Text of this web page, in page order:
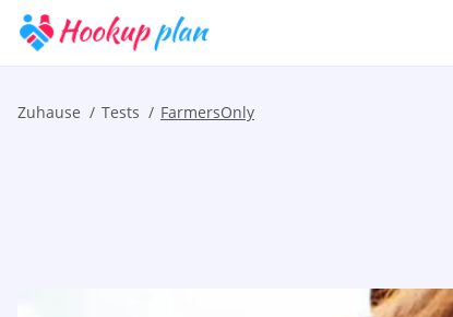
Zuhause Tests FarmersOnly